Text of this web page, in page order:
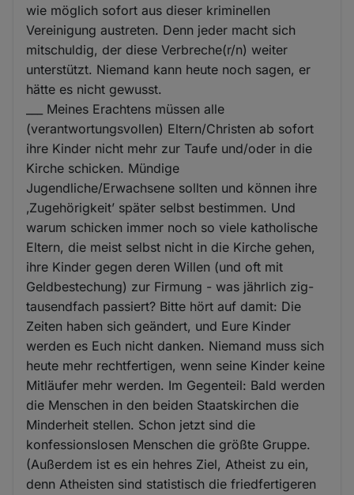
wie möglich sofort aus dieser kriminellen
Vereinigung austreten. Denn jeder macht sich
mitschuldig, der diese Verbreche(r/n) weiter
unterstützt. Niemand kann heute noch sagen, er
hätte es nicht gewusst.
___ Meines Erachtens müssen alle
(verantwortungsvollen) Eltern/Christen ab sofort
ihre Kinder nicht mehr zur Taufe und/oder in die
Kirche schicken. Mündige
Jugendliche/Erwachsene sollten und können ihre
‚Zugehörigkeit’ später selbst bestimmen. Und
warum schicken immer noch so viele katholische
Eltern, die meist selbst nicht in die Kirche gehen,
ihre Kinder gegen deren Willen (und oft mit
Geldbestechung) zur Firmung - was jährlich zig-
tausendfach passiert? Bitte hört auf damit: Die
Zeiten haben sich geändert, und Eure Kinder
werden es Euch nicht danken. Niemand muss sich
heute mehr rechtfertigen, wenn seine Kinder keine
Mitläufer mehr werden. Im Gegenteil: Bald werden
die Menschen in den beiden Staatskirchen die
Minderheit stellen. Schon jetzt sind die
konfessionslosen Menschen die größte Gruppe.
(Außerdem ist es ein hehres Ziel, Atheist zu ein,
denn Atheisten sind statistisch die friedfertigeren